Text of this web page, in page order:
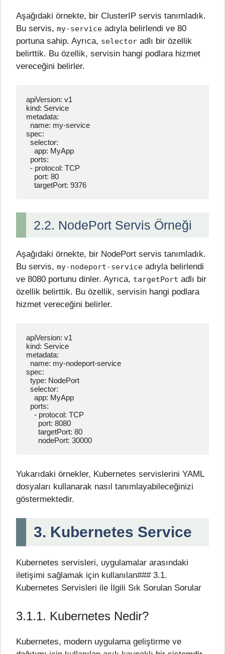
Aşağıdaki örnekte, bir ClusterIP servis tanımladık.
Bu servis, my-service adıyla belirlendi ve 80
portuna sahip. Ayrıca, selector adlı bir özellik
belirttik. Bu özellik, servisin hangi podlara hizmet
vereceğini belirler.
apiVersion: v1
kind: Service
metadata:
spec:
    targetPort: 9376
2.2. NodePort Servis Örneği
Aşağıdaki örnekte, bir NodePort servis tanımladık.
Bu servis, my-nodeport-service adıyla belirlendi
ve 8080 portunu dinler. Ayrıca, targetPort adlı bir
özellik belirttik. Bu özellik, servisin hangi podlara
hizmet vereceğini belirler.
apiVersion: v1
kind: Service
metadata:
spec:
      nodePort: 30000
Yukarıdaki örnekler, Kubernetes servislerini YAML
dosyaları kullanarak nasıl tanımlayabileceğinizi
göstermektedir.
3. Kubernetes Service
Kubernetes servisleri, uygulamalar arasındaki
iletişimi sağlamak için kullanılan### 3.1.
Kubernetes Servisleri ile İlgili Sık Sorulan Sorular
3.1.1. Kubernetes Nedir?
Kubernetes, modern uygulama geliştirme ve